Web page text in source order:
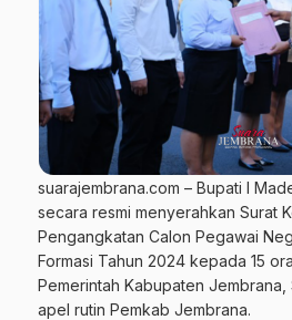
suarajembrana.com – Bupati I
secara resmi menyerahkan Surat
Pengangkatan Calon Pegawai
Formasi Tahun 2024 kepada 15
Pemerintah Kabupaten
apel rutin Pemkab Jembrana.